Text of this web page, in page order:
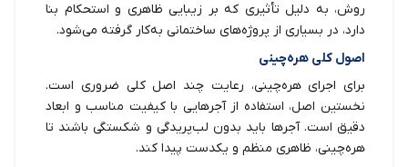
روش، به دلیل تأثیری که بر زیبایی ظاهری و استحکام بنا
دارد، در بسیاری از پروژه‌های ساختمانی به‌کار گرفته می‌شود.
اصول کلی هره‌چینی
برای اجرای هره‌چینی، رعایت چند اصل کلی ضروری است.
نخستین اصل، استفاده از آجرهایی با کیفیت مناسب و ابعاد
دقیق است. آجرها باید بدون لب‌پریدگی و شکستگی باشند تا
هره‌چینی، ظاهری منظم و یکدست پیدا کند.